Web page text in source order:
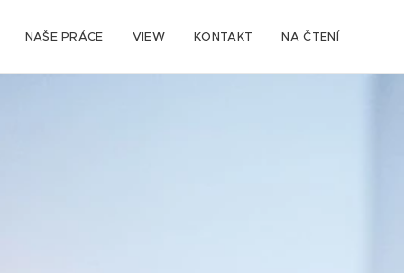
NAŠE PRÁCE VIEW KONTAKT NA ČTENÍ